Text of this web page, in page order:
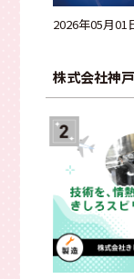
資格がとれる
大型連休あり
福利厚生が充実
先輩との距離が近い
やりがいがある
創業30年以上
2026年05月01
株式会社神